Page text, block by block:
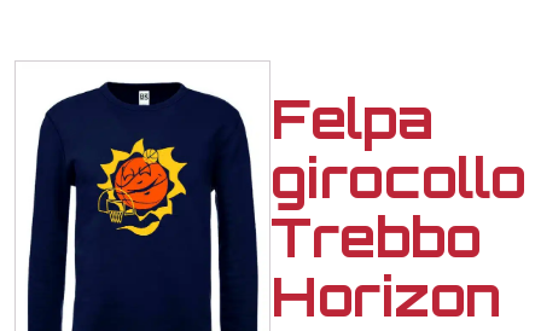
Felpa
girocollo
Trebbo
Horizon